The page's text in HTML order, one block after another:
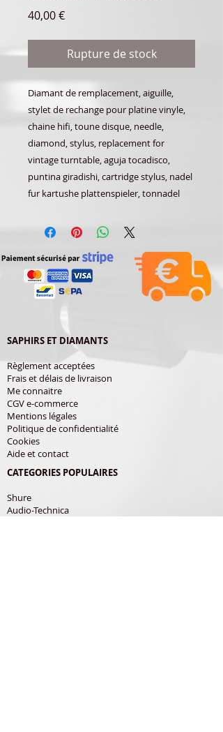
40,00 €Prix
Rupture de stock
Diamant de remplacement,aiguille,
stylet de rechange pour platine vinyle,
chaine hifi, toune disque, needle,
diamond, stylus, replacement for
vintage turntable, aguja tocadisco,
puntina giradishi, cartridge stylus, nadel
fur kartushe plattenspieler, tonnadel
SAPHIRS ET DIAMANTS
Règlement acceptées
Frais et délais de livraison
Me connaitre
CGV e-commerce
Mentions légales
Politique de confidentialité
Cookies
Aide et contact
CATEGORIES POPULAIRES
Shure
Audio-Technica